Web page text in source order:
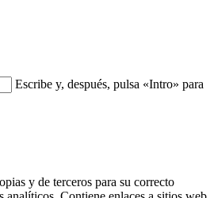
Escribe y, después, pulsa «Intro» para
y de terceros para su correcto